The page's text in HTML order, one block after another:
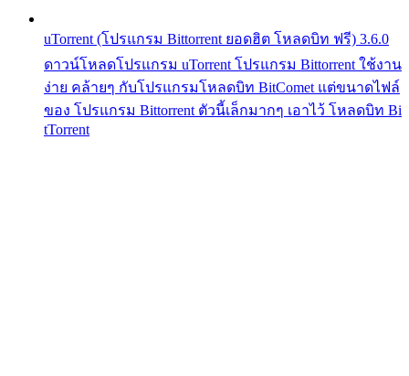
uTorrent (โปรแกรม Bittorrent ยอดฮิต โหลดบิท ฟรี) 3.6.0
ดาวน์โหลดโปรแกรม uTorrent โปรแกรม Bittorrent ใช้งาน
ง่าย คล้ายๆ กับโปรแกรมโหลดบิท BitComet แต่ขนาดไฟล์
ของ โปรแกรม Bittorrent ตัวนี้เล็กมากๆ เอาไว้ โหลดบิท Bi
tTorrent